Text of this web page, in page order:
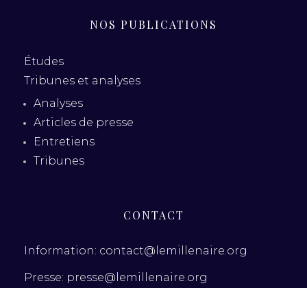
NOS PUBLICATIONS
Études
Tribunes et analyses
Analyses
Articles de presse
Entretiens
Tribunes
CONTACT
Information: contact@lemillenaire.org
Presse: presse@lemillenaire.org